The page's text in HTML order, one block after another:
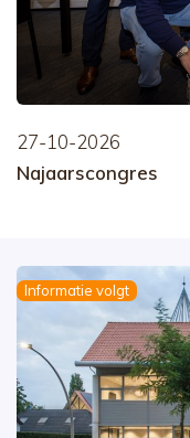
27-10-2026
Najaarscongres
Informatie volgt